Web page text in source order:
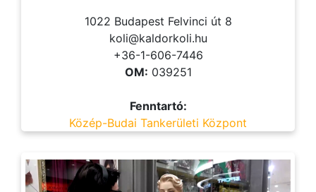
1022 Budapest Felvinci út 8
koli@kaldorkoli.hu
+36-1-606-7446
OM: 039251
Fenntartó:
Közép-Budai Tankerületi Központ